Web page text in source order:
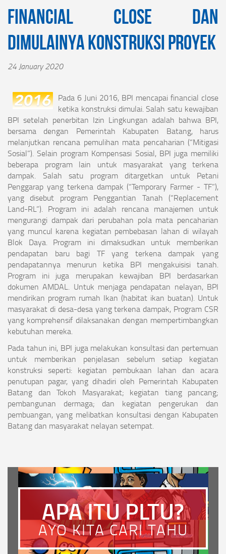
Financial Close dan
Dimulainya Konstruksi Proyek
24 January 2020
Pada 6 Juni 2016, BPI mencapai financial close
ketika konstruksi dimulai. Salah satu kewajiban
BPI setelah penerbitan Izin Lingkungan adalah bahwa BPI,
bersama dengan Pemerintah Kabupaten Batang, harus
melanjutkan rencana pemulihan mata pencaharian (“Mitigasi
Sosial”). Selain program Kompensasi Sosial, BPI juga memiliki
beberapa program lain untuk masyarakat yang terkena
dampak. Salah satu program ditargetkan untuk Petani
Penggarap yang terkena dampak (“Temporary Farmer - TF”),
yang disebut program Penggantian Tanah (“Replacement
Land-RL”). Program ini adalah rencana manajemen untuk
mengurangi dampak dari perubahan pola mata pencaharian
yang muncul karena kegiatan pembebasan lahan di wilayah
Blok Daya. Program ini dimaksudkan untuk memberikan
pendapatan baru bagi TF yang terkena dampak yang
pendapatannya menurun ketika BPI mengakuisisi tanah.
Program ini juga merupakan kewajiban BPI berdasarkan
dokumen AMDAL. Untuk menjaga pendapatan nelayan, BPI
mendirikan program rumah Ikan (habitat ikan buatan). Untuk
masyarakat di desa-desa yang terkena dampak, Program CSR
yang komprehensif dilaksanakan dengan mempertimbangkan
kebutuhan mereka.
Pada tahun ini, BPI juga melakukan konsultasi dan pertemuan
untuk memberikan penjelasan sebelum setiap kegiatan
konstruksi seperti: kegiatan pembukaan lahan dan acara
penutupan pagar, yang dihadiri oleh Pemerintah Kabupaten
Batang dan Tokoh Masyarakat; kegiatan tiang pancang;
pembangunan dermaga; dan kegiatan pengerukan dan
pembuangan, yang melibatkan konsultasi dengan Kabupaten
Batang dan masyarakat nelayan setempat.
APA ITU PLTU?
AYO KITA CARI TAHU